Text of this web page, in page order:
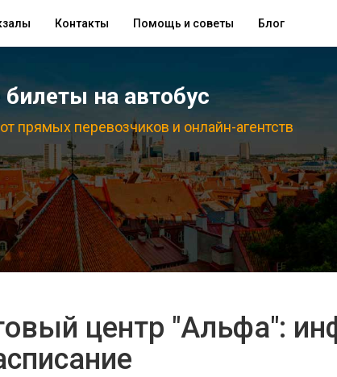
Контакты Помощь и советы Блог
на автобус
прямых перевозчиков и онлайн-агентств
центр "Альфа":